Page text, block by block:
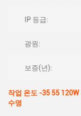
IP 등급:
광원:
보증(년):
작업 온도 -35 55
수명